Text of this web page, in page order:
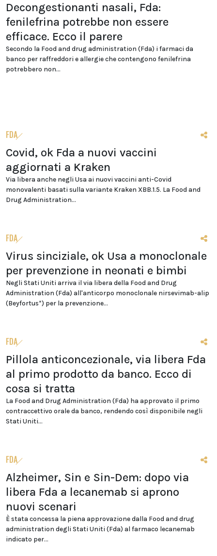
Decongestionanti nasali, Fda:
fenilefrina potrebbe non essere
efficace. Ecco il parere
Secondo la Food and drug administration (Fda) i farmaci da
banco per raffreddori e allergie che contengono fenilefrina
potrebbero non...
FDA
Covid, ok Fda a nuovi vaccini
aggiornati a Kraken
Via libera anche negli Usa ai nuovi vaccini anti-Covid
monovalenti basati sulla variante Kraken XBB.1.5. La Food and
Drug Administration...
FDA
Virus sinciziale, ok Usa a monoclonale
per prevenzione in neonati e bimbi
Negli Stati Uniti arriva il via libera della Food and Drug
Administration (Fda) all'anticorpo monoclonale nirsevimab-alip
(Beyfortus*) per la prevenzione...
FDA
Pillola anticoncezionale, via libera Fda
al primo prodotto da banco. Ecco di
cosa si tratta
La Food and Drug Administration (Fda) ha approvato il primo
contraccettivo orale da banco, rendendo così disponibile negli
Stati Uniti...
FDA
Alzheimer, Sin e Sin-Dem: dopo via
libera Fda a lecanemab si aprono
nuovi scenari
È stata concessa la piena approvazione dalla Food and drug
administration degli Stati Uniti (Fda) al farmaco lecanemab
indicato per...